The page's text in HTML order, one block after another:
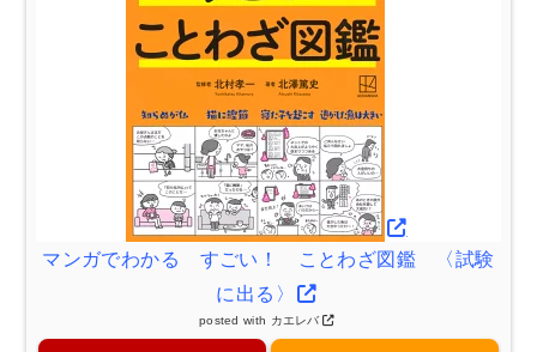
マンガでわかる すごい！ ことわざ図鑑 〈試験
に出る〉
posted with カエレバ